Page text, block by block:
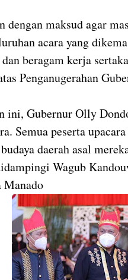
maksud agar
acara yang
beragam kerja
Penganugerahan
ini, Gubernur Olly
Semua peserta
daerah asal
Wagub
Manado